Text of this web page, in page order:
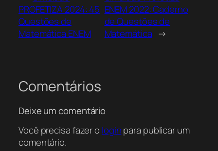
PROFETIZA 2024: 45
Questões de
Matemática ENEM
ENEM 2022: Caderno
de Questões de
Matemática →
Comentários
Deixe um comentário
Você precisa fazer o loginpara publicar um
comentário.